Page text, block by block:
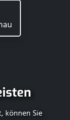
können Sie